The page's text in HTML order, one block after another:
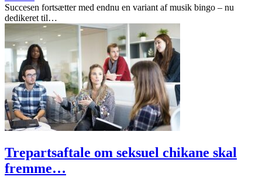
Succesen fortsætter med endnu en variant af musik bingo – nu
dedikeret til…
Trepartsaftale om seksuel chikane skal
fremme…